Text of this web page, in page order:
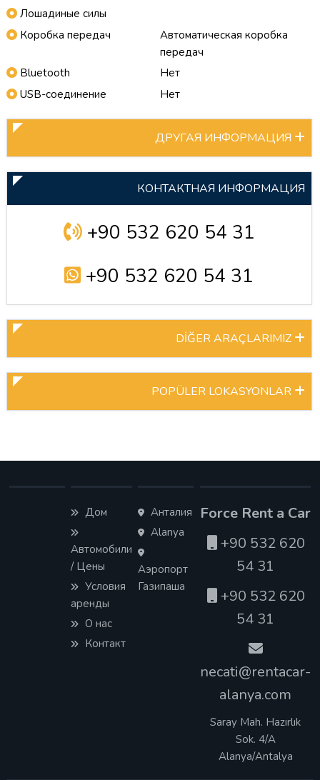
Лошадиные силы
Коробка передач
Автоматическая коробка
передач
Bluetooth
Нет
USB-соединение
Нет
ДРУГАЯ ИНФОРМАЦИЯ
КОНТАКТНАЯ ИНФОРМАЦИЯ
+90 532 620 54 31
+90 532 620 54 31
DİĞER ARAÇLARIMIZ
POPÜLER LOKASYONLAR
Дом
Автомобили
/ Цены
Условия
аренды
О нас
Контакт
Анталия
Alanya
Аэропорт
Газипаша
Force Rent a Car
+90 532 620
54 31
+90 532 620
54 31
necati@rentacar-
alanya.com
Saray Mah. Hazırlık
Sok. 4/A
Alanya/Antalya